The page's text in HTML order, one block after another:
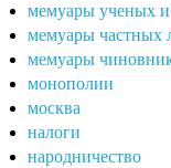
мемуары ученых
мемуары частных
мемуары
монополии
москва
налоги
народничество